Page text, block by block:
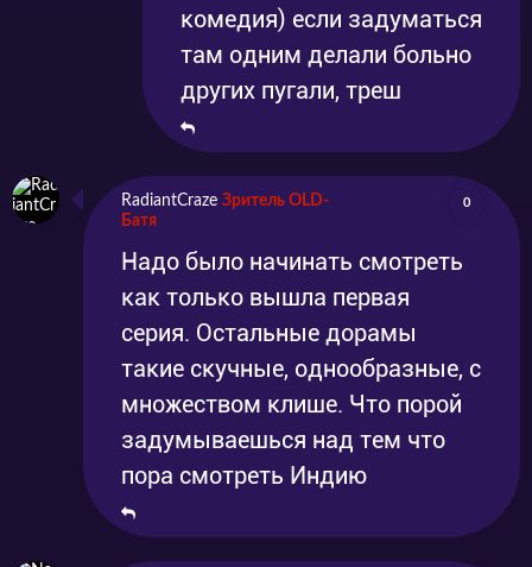
комедия) если задуматься
там одним делали больно
других пугали, треш
RadiantCraze Зритель OLD-
Батя
0
Надо было начинать смотреть
как только вышла первая
серия. Остальные дорамы
такие скучные, однообразные, с
множеством клише. Что порой
задумываешься над тем что
пора смотреть Индию